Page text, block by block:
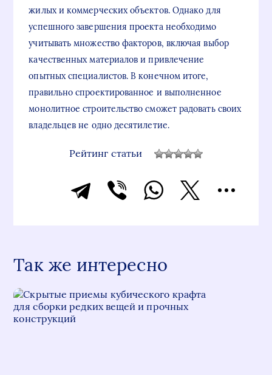
жилых и коммерческих объектов. Однако для
успешного завершения проекта необходимо
учитывать множество факторов, включая выбор
качественных материалов и привлечение
опытных специалистов. В конечном итоге,
правильно спроектированное и выполненное
монолитное строительство сможет радовать своих
владельцев не одно десятилетие.
Рейтинг статьи
Так же интересно